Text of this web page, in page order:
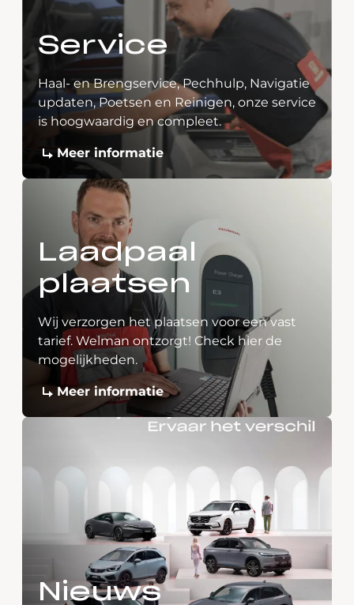
Service
Haal- en Brengservice, Pechhulp, Navigatie
updaten, Poetsen en Reinigen, onze service
is hoogwaardig en compleet.
Meer informatie
Laadpaal
plaatsen
Wij verzorgen het plaatsen voor een vast
tarief. Welman ontzorgt! Check hier de
mogelijkheden.
Meer informatie
Nieuws